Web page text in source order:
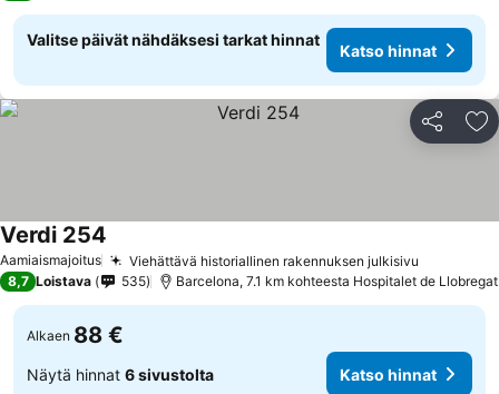
Valitse päivät nähdäksesi tarkat hinnat
Katso hinnat
Jaa
Aamiaismajoitus Viehättävä historiallinen rakennuksen julkisivu
Verdi 254
8,7 Loistava 535 Barcelona, 7.1 km kohteesta Hospitalet de Llobregat
Alkaen 88 €
Näytä hinnat 6 sivustolta Katso hinnat